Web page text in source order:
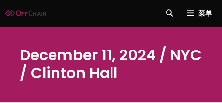
至
菜单
December 11, 2024 / NYC
/ Clinton Hall